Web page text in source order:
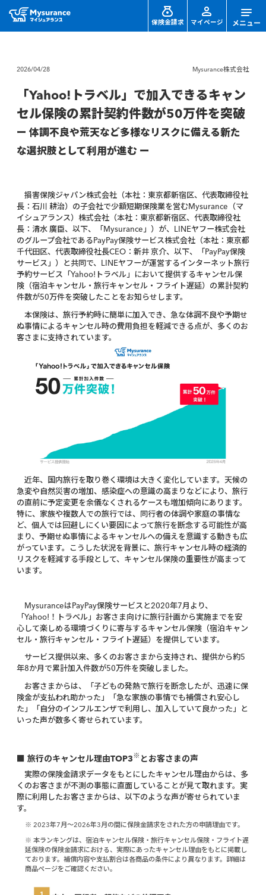
保険金請求 マイページ
2026/04/28 Mysurance株式会社
「Yahoo!トラベル」で加入できるキャン
セル保険の累計契約件数が50万件を突破
ー 体調不良や荒天など多様なリスクに備える新た
な選択肢として利用が進む ー
損害保険ジャパン株式会社（本社：東京都新宿区、代表取締役社
長：石川 耕治）の子会社で少額短期保険業を営むMysurance（マ
イシュアランス）株式会社（本社：東京都新宿区、代表取締役社
長：清水 廣臣、以下、「Mysurance」）が、LINEヤフー株式会社
のグループ会社であるPayPay保険サービス株式会社（本社：東京都
千代田区、代表取締役社長CEO：新井 京介、以下、「PayPay保険
サービス」）と共同で、LINEヤフーが運営するインターネット旅行
予約サービス「Yahoo!トラベル」において提供するキャンセル保
険（宿泊キャンセル・旅行キャンセル・フライト遅延）の累計契約
件数が50万件を突破したことをお知らせします。
本保険は、旅行予約時に簡単に加入でき、急な体調不良や予期せ
ぬ事情によるキャンセル時の費用負担を軽減できる点が、多くのお
客さまに支持されています。
近年、国内旅行を取り巻く環境は大きく変化しています。天候の
急変や自然災害の増加、感染症への意識の高まりなどにより、旅行
の直前に予定変更を余儀なくされるケースも増加傾向にあります。
特に、家族や複数人での旅行では、同行者の体調や家庭の事情な
ど、個人では回避しにくい要因によって旅行を断念する可能性が高
まり、予期せぬ事情によるキャンセルへの備えを意識する動きも広
がっています。こうした状況を背景に、旅行キャンセル時の経済的
リスクを軽減する手段として、キャンセル保険の重要性が高まって
います。
MysuranceはPayPay保険サービスと2020年7月より、
「Yahoo!！トラベル」お客さま向けに旅行計画から実施までを安
心して楽しめる環境づくりに寄与するキャンセル保険（宿泊キャン
セル・旅行キャンセル・フライト遅延）を提供しています。
サービス提供以来、多くのお客さまから支持され、提供から約5
年8か月で累計加入件数が50万件を突破しました。
お客さまからは、「子どもの発熱で旅行を断念したが、迅速に保
険金が支払われ助かった」「急な家族の事情でも補償され安心し
た」「自分のインフルエンザで利用し、加入していて良かった」と
いった声が数多く寄せられています。
■ 旅行のキャンセル理由TOP3※ とお客さまの声
実際の保険金請求データをもとにしたキャンセル理由からは、多
くのお客さまが不測の事態に直面していることが見て取れます。実
際に利用したお客さまからは、以下のような声が寄せられていま
す。
※ 2023年7月〜2026年3月の間に保険金請求をされた方の申請理由です。
※ 本ランキングは、宿泊キャンセル保険・旅行キャンセル保険・フライト遅
延保険の保険金請求における、実際にあったキャンセル理由をもとに掲載し
ております。補償内容や支払割合は各商品の条件により異なります。詳細は
商品ページをご確認ください。